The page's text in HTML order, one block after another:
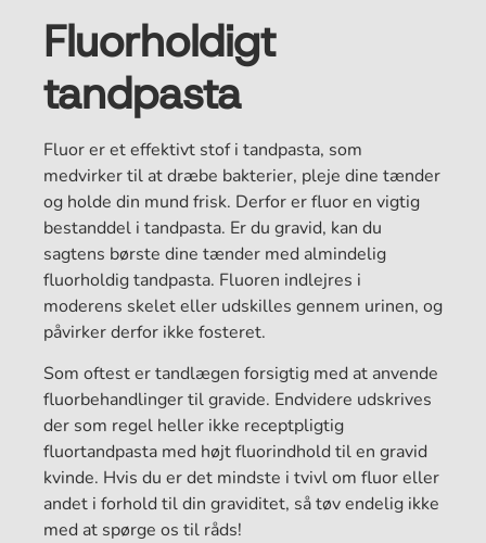
Fluorholdigt
tandpasta
Fluor er et effektivt stof i tandpasta, som
medvirker til at dræbe bakterier, pleje dine tænder
og holde din mund frisk. Derfor er fluor en vigtig
bestanddel i tandpasta. Er du gravid, kan du
sagtens børste dine tænder med almindelig
fluorholdig tandpasta. Fluoren indlejres i
moderens skelet eller udskilles gennem urinen, og
påvirker derfor ikke fosteret.
Som oftest er tandlægen forsigtig med at anvende
fluorbehandlinger til gravide. Endvidere udskrives
der som regel heller ikke receptpligtig
fluortandpasta med højt fluorindhold til en gravid
kvinde. Hvis du er det mindste i tvivl om fluor eller
andet i forhold til din graviditet, så tøv endelig ikke
med at spørge os til råds!